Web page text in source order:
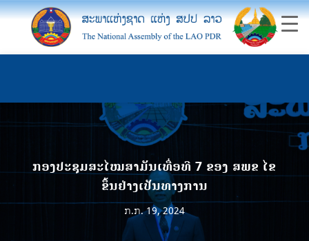
ກອງປະຊຸມສະໄໝສາມັນເທື່ອທີ 7 ຂອງ ສພຂ ໄຂ
ຂຶ້ນຢ່າງເປັນທາງການ
ກ.ກ. 19, 2024